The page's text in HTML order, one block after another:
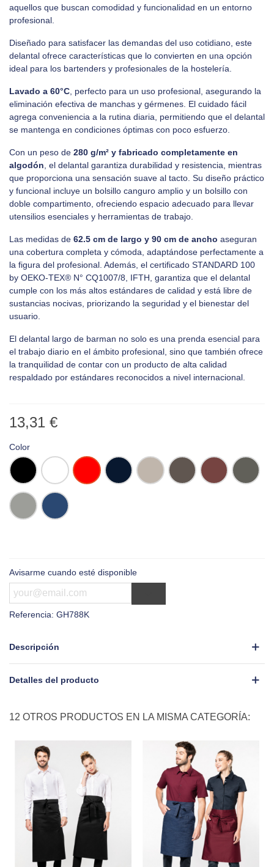
aquellos que buscan comodidad y funcionalidad en un entorno
profesional.
Diseñado para satisfacer las demandas del uso cotidiano, este
delantal ofrece características que lo convierten en una opción
ideal para los bartenders y profesionales de la hostelería.
Lavado a 60°C , perfecto para un uso profesional, asegurando la
eliminación efectiva de manchas y gérmenes. El cuidado fácil
agrega conveniencia a la rutina diaria, permitiendo que el delantal
se mantenga en condiciones óptimas con poco esfuerzo.
Con un peso de 280 g/m² y fabricado completamente en
algodón , el delantal garantiza durabilidad y resistencia, mientras
que proporciona una sensación suave al tacto. Su diseño práctico
y funcional incluye un bolsillo canguro amplio y un bolsillo con
doble compartimento, ofreciendo espacio adecuado para llevar
utensilios esenciales y herramientas de trabajo.
Las medidas de 62.5 cm de largo y 90 cm de ancho aseguran
una cobertura completa y cómoda, adaptándose perfectamente a
la figura del profesional. Además, el certificado STANDARD 100
by OEKO-TEX® N° CQ1007/8, IFTH, garantiza que el delantal
cumple con los más altos estándares de calidad y está libre de
sustancias nocivas, priorizando la seguridad y el bienestar del
usuario.
El delantal largo de barman no solo es una prenda esencial para
el trabajo diario en el ámbito profesional, sino que también ofrece
la tranquilidad de contar con un producto de alta calidad
respaldado por estándares reconocidos a nivel internacional.
13,31 €
Color
Negro
Blanco Rojo Navy Beige ChocolateWine
Gris
Oscuro
Gris
Claro
Denim
Avisarme cuando esté disponible
Referencia: GH788K
Descripción
Detalles del producto
12 OTROS PRODUCTOS EN LA MISMA CATEGORÍA: